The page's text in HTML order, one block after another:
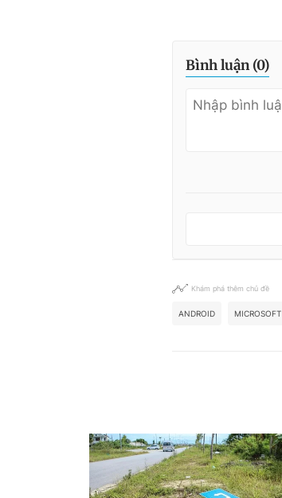
Bình luận (0)
Khám phá thêm chủ đề
ANDROID MICROSOFT